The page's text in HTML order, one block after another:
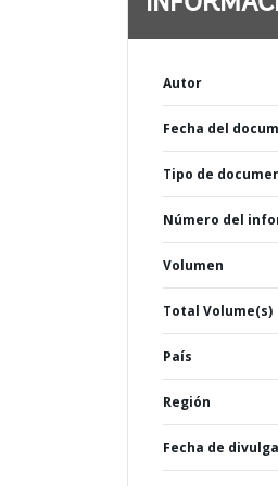
Autor
Fecha del
Tipo de
Número del
Volumen
Total Volume(s)
País
Región
Fecha de